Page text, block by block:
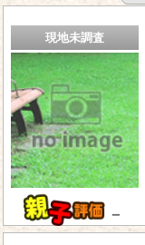
現地未調査
－